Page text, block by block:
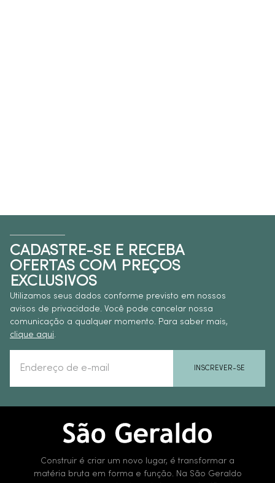
CADASTRE-SE E RECEBA
OFERTAS COM PREÇOS
EXCLUSIVOS
Utilizamos seus dados conforme previsto em nossos
avisos de privacidade. Você pode cancelar nossa
comunicação a qualquer momento. Para saber mais,
clique aqui.
INSCREVER-SE
Construir é criar um novo lugar, é transformar a
matéria bruta em forma e função. Na São Geraldo